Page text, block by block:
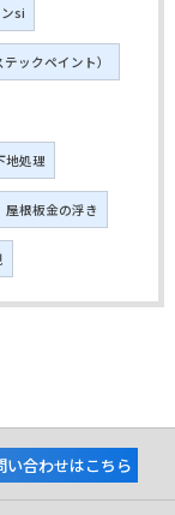
si
ックペイント）
地処理
屋根板金の浮き
い合わせはこちら